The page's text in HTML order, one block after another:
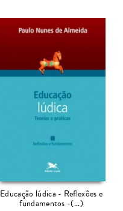
Educação lúdica - Reflexões e
fundamentos -(...)